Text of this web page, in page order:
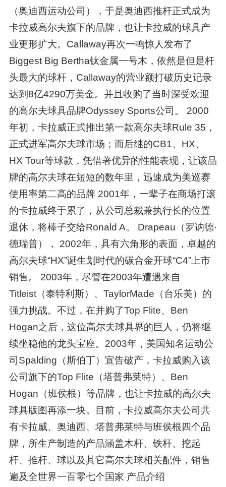
（奥迪西运动公司），于是奥迪西推杆正式成为
卡拉威高尔夫旗下的品牌，也让卡拉威的球具产
业更形扩大。Callaway再次一鸣惊人发布了
Biggest Big Bertha钛金属一号木，依然是但是杆
头最大的球杆，Callaway的营业额打破历史记录
达到8亿4290万美金。并且收购了当时深受欢迎
的高尔夫球具品牌Odyssey Sports公司。 2000
年初，卡拉威正式推出第一款高尔夫球Rule 35，
正式进军高尔夫球市场；而后继的CB1、HX、
HX Tour等球款，凭借著优异的性能表现，让该品
牌的高尔夫球在短短的数年里，迅速成为美巡赛
使用率第二高的品牌 2001年，一辈子在商场打滚
的卡拉威终于累了，从公司总裁兼执行长的位置
退休，将棒子交给Ronald A。 Drapeau（罗讷德·
德瑞普）， 2002年，具有六角形的表面，卓越的
高尔夫球“HX”诞生划时代的碳合金开球“C4”上市
销售。 2003年，尽管在2003年遭遇来自
Titleist（泰特利斯）、TaylorMade（台乐美）的
强力挑战。不过，在并购了Top Flite、Ben
Hogan之后，这位高尔夫球具界的巨人，仍将继
续坐稳他的龙头宝座。2003年，美国知名运动公
司Spalding（斯伯丁）宣告破产，卡拉威购入该
公司旗下的Top Flite（塔普弗莱特）、Ben
Hogan（班侯根）等品牌，也让卡拉威的高尔夫
球具版图再添一块。目前，卡拉威高尔夫公司共
有卡拉威、奥迪西、塔普弗莱特与班侯根四个品
牌，所生产制造的产品涵盖木杆、铁杆、挖起
杆、推杆、球以及其它高尔夫球相关配件，销售
遍及全世界一百零七个国家 产品介绍